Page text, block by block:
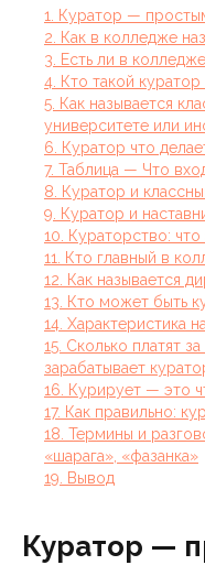
1. Куратор —
2. Как в колледже
3. Есть ли в
4. Кто такой
5. Как называется
университете или
6. Куратор что
7. Таблица — Что
8. Куратор и
9. Куратор и
10. Кураторство:
11. Кто главный в
12. Как называется
13. Кто может быть
14. Характеристика
15. Сколько платят
зарабатывает
16. Курирует — это
17. Как правильно:
18. Термины и
«шарага», «фазанка»
19. Вывод
Куратор —